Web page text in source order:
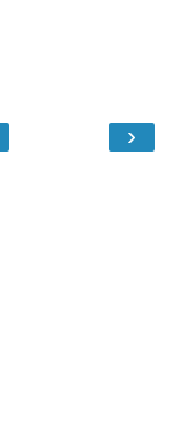
›